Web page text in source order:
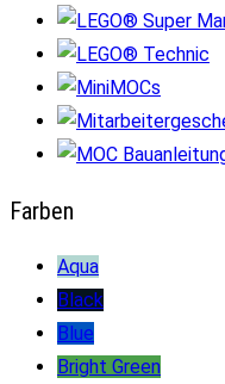
Farben
Aqua
Black
Blue
Bright Green